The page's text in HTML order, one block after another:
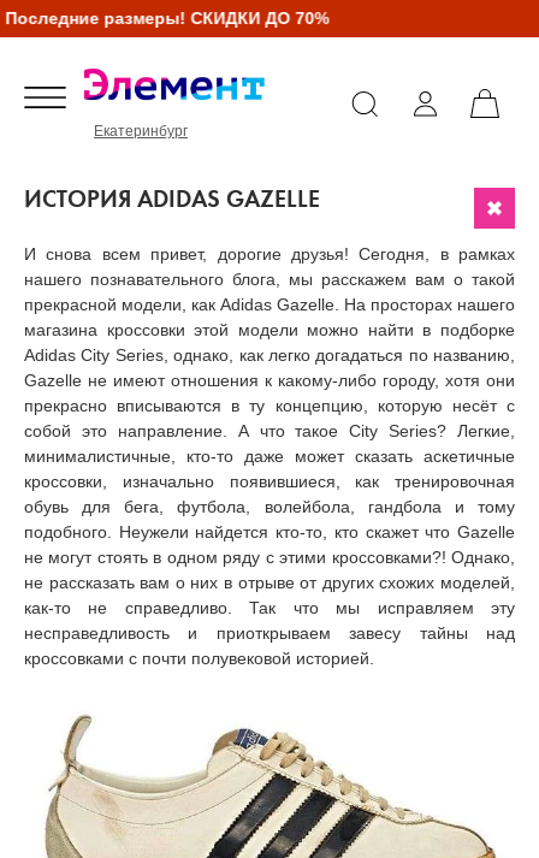
размеры! СКИДКИ ДО 70%
Екатеринбург
ИСТОРИЯ ADIDAS GAZELLE
И снова всем привет, дорогие друзья! Сегодня, в рамках
нашего познавательного блога, мы расскажем вам о такой
прекрасной модели, как Adidas Gazelle. На просторах нашего
магазина кроссовки этой модели можно найти в подборке
Adidas City Series, однако, как легко догадаться по названию,
Gazelle не имеют отношения к какому-либо городу, хотя они
прекрасно вписываются в ту концепцию, которую несёт с
собой это направление. А что такое City Series? Легкие,
минималистичные, кто-то даже может сказать аскетичные
кроссовки, изначально появившиеся, как тренировочная
обувь для бега, футбола, волейбола, гандбола и тому
подобного. Неужели найдется кто-то, кто скажет что Gazelle
не могут стоять в одном ряду с этими кроссовками?! Однако,
не рассказать вам о них в отрыве от других схожих моделей,
как-то не справедливо. Так что мы исправляем эту
несправедливость и приоткрываем завесу тайны над
кроссовками с почти полувековой историей.